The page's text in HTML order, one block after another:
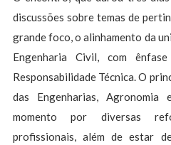
discussões sobre temas de
grande foco, o alinhamento da
Engenharia Civil, com
Responsabilidade Técnica. O
das Engenharias, Agronomia
momento por diversas
profissionais, além de estar